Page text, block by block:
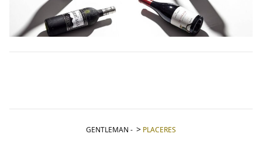
GENTLEMAN - PLACERES